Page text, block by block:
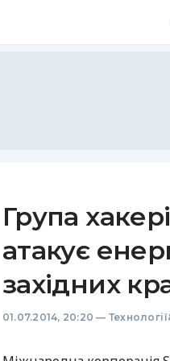
Група
атакує
західних
01.07.2014, 20:20 —